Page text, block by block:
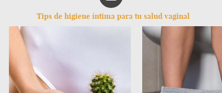
Tips de higiene íntima para tu salud vaginal